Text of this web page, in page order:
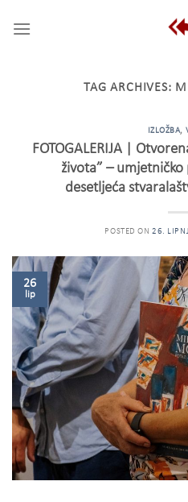
TAG ARCHIVES:
IZLOŽBA,
FOTOGALERIJA |
života” –
desetljeća
POSTED ON26.
26
lip